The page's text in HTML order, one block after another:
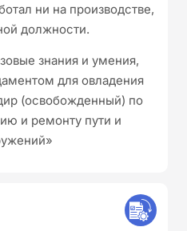
ни на производстве,
должности.
знания и умения,
для овладения
(освобожденный) по
и ремонту пути и